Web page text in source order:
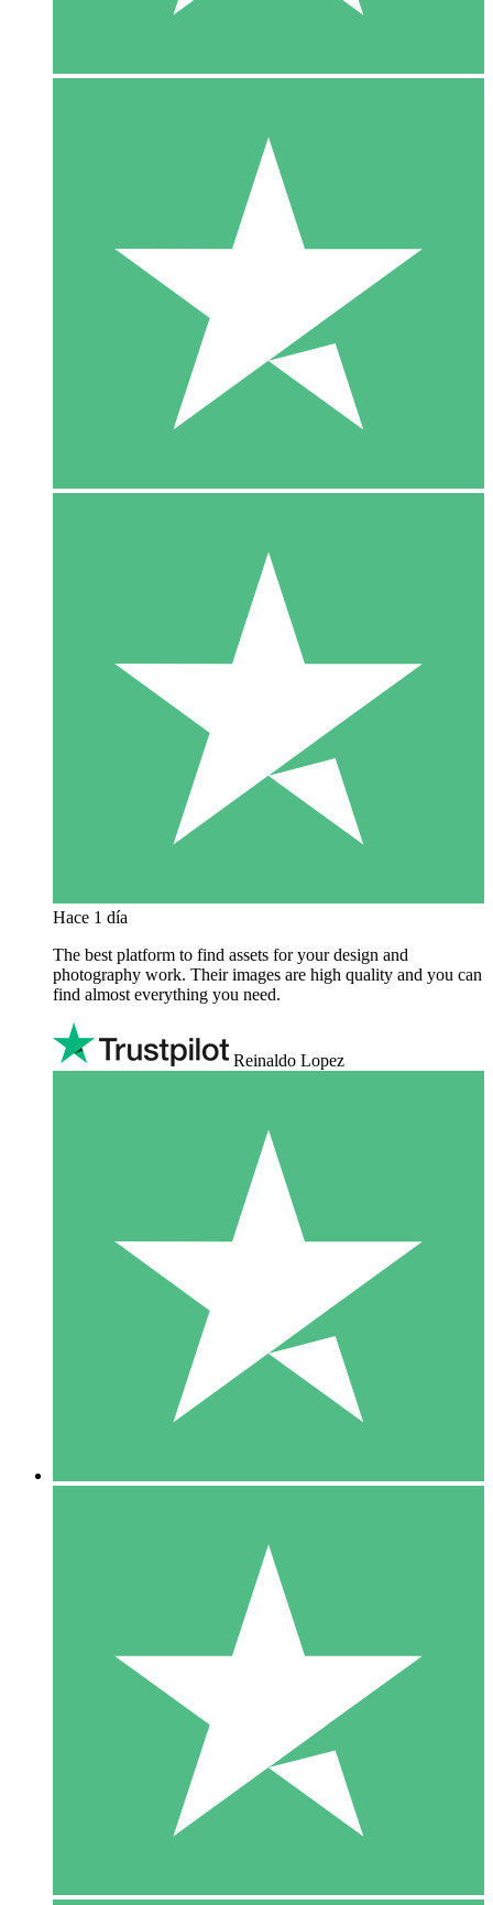
Hace 1 día
The best platform to find assets for your design and
photography work. Their images are high quality and you can
find almost everything you need.
Reinaldo Lopez